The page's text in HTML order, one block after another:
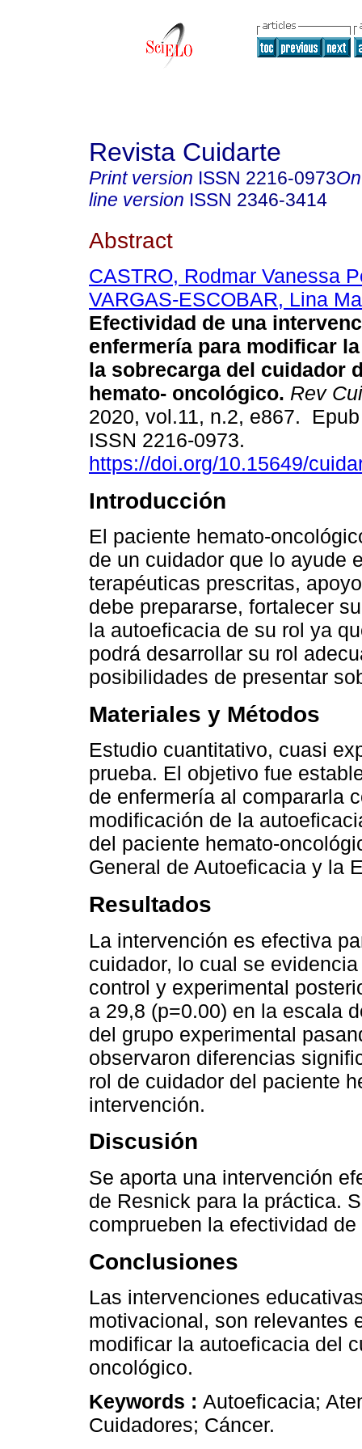
Revista Cuidarte
Print version ISSN 2216-0973
line version ISSN 2346-3414
Abstract
CASTRO, Rodmar Vanessa
VARGAS-ESCOBAR, Lina
Efectividad de una
enfermería para modificar
la sobrecarga del cuidador
hemato- oncológico. Rev
2020, vol.11, n.2, e867.
ISSN 2216-0973.
https://doi.org/10.15649/
Introducción
El paciente hemato-
de un cuidador que lo ayude
terapéuticas prescritas,
debe prepararse, fortalecer
la autoeficacia de su rol ya
podrá desarrollar su rol
posibilidades de presentar
Materiales y Métodos
Estudio cuantitativo, cuasi
prueba. El objetivo fue
de enfermería al compararla
modificación de la
del paciente hemato-
General de Autoeficacia y la
Resultados
La intervención es efectiva
cuidador, lo cual se
control y experimental
a 29,8 (p=0.00) en la escala
del grupo experimental
observaron diferencias
rol de cuidador del paciente
intervención.
Discusión
Se aporta una intervención
de Resnick para la práctica.
comprueben la efectividad
Conclusiones
Las intervenciones
motivacional, son relevantes
modificar la autoeficacia del
oncológico.
Keywords : Autoeficacia;
Cuidadores; Cáncer.